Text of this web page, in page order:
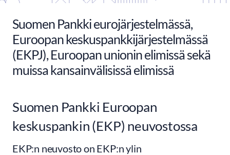
Suomen Pankki eurojärjestelmässä,
Euroopan keskuspankkijärjestelmässä
(EKPJ), Euroopan unionin elimissä sekä
muissa kansainvälisissä elimissä
Suomen Pankki Euroopan
keskuspankin (EKP) neuvostossa
EKP:n neuvosto on EKP:n ylin